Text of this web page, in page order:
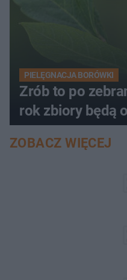
PIELĘGNACJA BORÓWKI
Zrób to po
rok zbiory będą
ZOBACZ WIĘCEJ